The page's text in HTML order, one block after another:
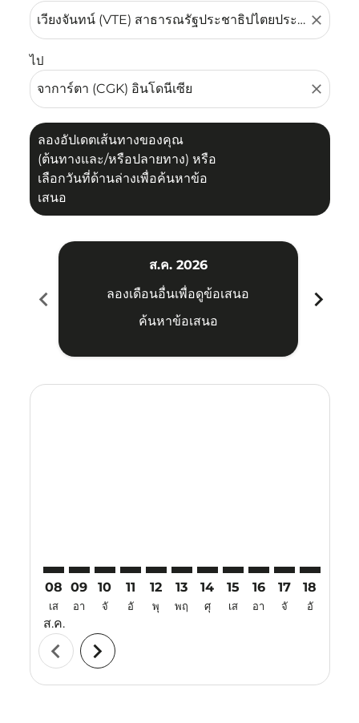
close
ไป
close
ลองอัปเดตเส้นทางของคุณ
(ต้นทางและ/หรือปลายทาง) หรือ
เลือกวันที่ด้านล่างเพื่อค้นหาข้อ
เสนอ
chevron_left
ส.ค. 2026
ลองเดือนอื่นเพื่อดูข้อเสนอ
ค้นหาข้อเสนอ
chevron_right
08
เส
ส.ค.
09
อา
10
จั
11
อั
12
พุ
13
พฤ
14
ศุ
15
เส
16
อา
17
จั
18
อั
chevron_left chevron_right